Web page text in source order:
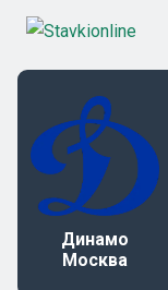
Динамо
Москва